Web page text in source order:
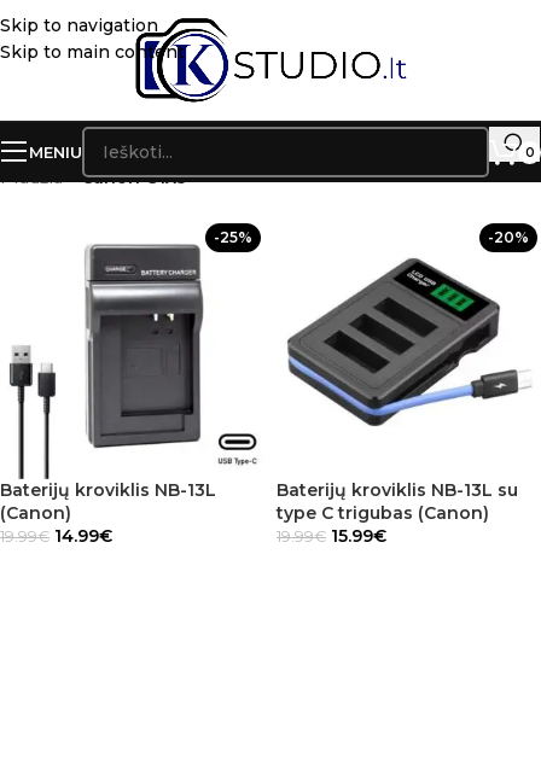
Skip to navigation
Skip to main content
MENIU 0
Pradžia»Canon G1X3
-25%
Baterijų kroviklis NB-13L
(Canon)
19.99€ 14.99€
-20%
Baterijų kroviklis NB-13L su
type C trigubas (Canon)
19.99€ 15.99€